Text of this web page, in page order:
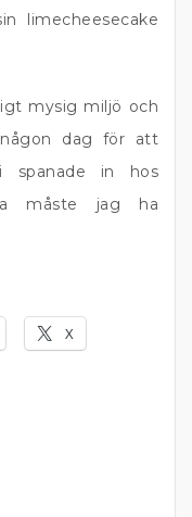
limecheesecake
mysig miljö och
dag för att
spanade in hos
måste jag ha
X